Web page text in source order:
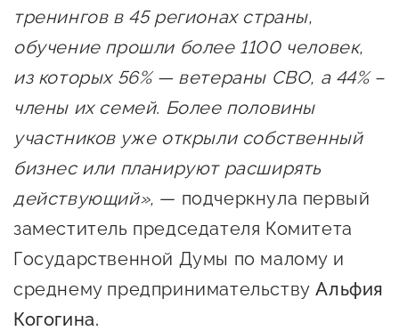
тренингов в 45 регионах страны,
обучение прошли более 1100 человек,
из которых 56% — ветераны СВО, а 44% –
члены их семей. Более половины
участников уже открыли собственный
бизнес или планируют расширять
действующий», — подчеркнула первый
заместитель председателя Комитета
Государственной Думы по малому и
среднему предпринимательствуАльфия
Когогина.